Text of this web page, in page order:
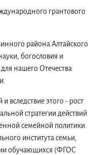
грантового
района Алтайского
богословия и
нашего Отечества
вследствие этого - рост
стратегии действий
семейной политики.
института семьи,
обучающихся (ФГОС